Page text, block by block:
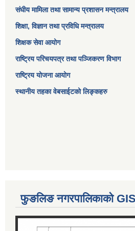
संघीय मामिला तथा सामान्य प्रशासन मन्त्रालय
शिक्षा, विज्ञान तथा प्रविधि मन्त्रालय
शिक्षक सेवा आयोग
राष्ट्रिय परिचयपत्र तथा पञ्जिकरण विभाग
राष्ट्रिय योजना आयोग
स्थानीय तहका वेबसाईटको लिङ्कहरु
फुङलिङ नगरपालिकाको